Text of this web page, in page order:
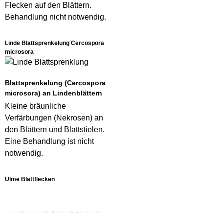
Flecken auf den Blättern.
Behandlung nicht notwendig.
Linde Blattsprenkelung Cercospora
microsora
Blattsprenkelung (Cercospora
microsora) an Lindenblättern
Kleine bräunliche
Verfärbungen (Nekrosen) an
den Blättern und Blattstielen.
Eine Behandlung ist nicht
notwendig.
Ulme Blattflecken